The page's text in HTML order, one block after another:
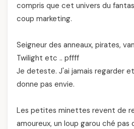
compris que cet univers du
coup marketing.
Seigneur des anneaux, pirates,
Twilight etc .. pffff
Je deteste. J'ai jamais regarder
donne pas envie.
Les petites minettes revent de
amoureux, un loup garou ché pas